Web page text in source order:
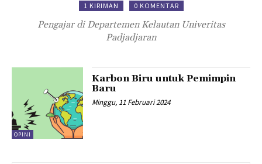
1 KIRIMAN 0 KOMENTAR
Pengajar di Departemen Kelautan Univeritas
Padjadjaran
OPINI
Karbon Biru untuk Pemimpin
Baru
Minggu, 11 Februari 2024